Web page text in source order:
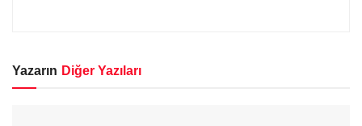
Yazarın Diğer Yazıları